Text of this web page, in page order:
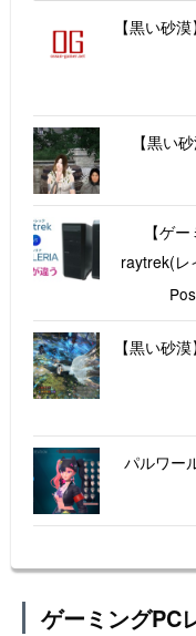
【黒い砂
【黒い
【ゲ
raytrek(レ
【黒い砂
パルワー
ゲーミングPC